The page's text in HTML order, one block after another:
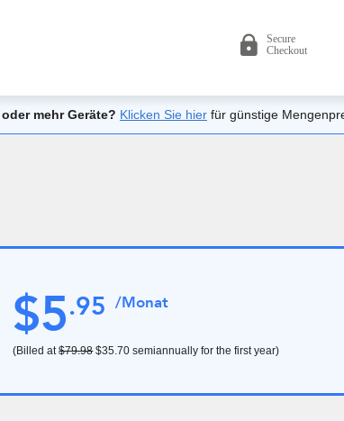
mehr Geräte? Klicken Sie hier für günstige
$5.95 /Monat
(Billed at$79.98 $35.70 semiannually for the first year)